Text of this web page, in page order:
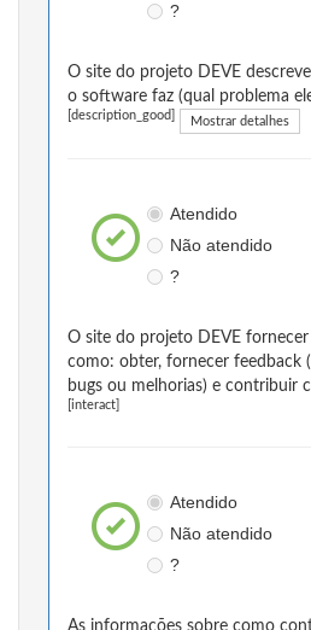
?
O site do projeto DEVE
o software faz (qual problema
[description_good] Mostrar detalhes
Atendido
Não atendido
?
O site do projeto DEVE
como: obter, fornecer feedback
bugs ou melhorias) e contribuir
[interact]
Atendido
Não atendido
?